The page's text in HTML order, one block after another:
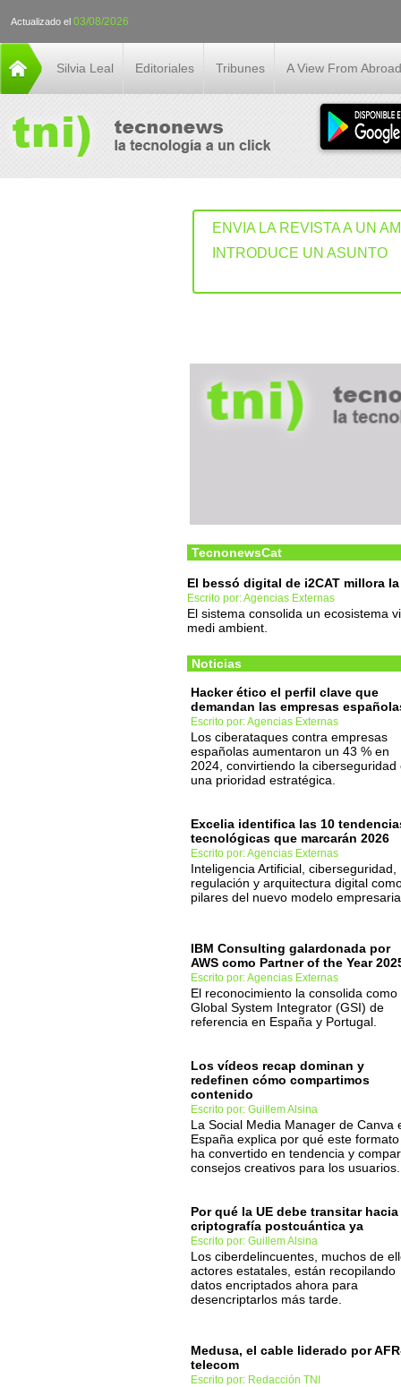
Actualizado el 03/08/2026
Silvia Leal Editoriales Tribunes A View From Abroad
ENVIA LA REVISTA A UN
INTRODUCE UN ASUNTO
TecnonewsCat
El bessó digital de i2CAT millora
Escrito por: Agencias Externas
El sistema consolida un ecosistema
medi ambient.
Noticias
Hacker ético el perfil clave que
demandan las empresas
Escrito por: Agencias Externas
Los ciberataques contra empresas
españolas aumentaron un 43 % en
2024, convirtiendo la ciberseguridad
una prioridad estratégica.
Excelia identifica las 10
tecnológicas que marcarán 2026
Escrito por: Agencias Externas
Inteligencia Artificial, ciberseguridad,
regulación y arquitectura digital
pilares del nuevo modelo
IBM Consulting galardonada por
AWS como Partner of the Year
Escrito por: Agencias Externas
El reconocimiento la consolida como
Global System Integrator (GSI) de
referencia en España y Portugal.
Los vídeos recap dominan y
redefinen cómo compartimos
contenido
Escrito por: Guillem Alsina
La Social Media Manager de Canva
España explica por qué este
ha convertido en tendencia y
consejos creativos para los usuarios.
Por qué la UE debe transitar hacia
criptografía postcuántica ya
Escrito por: Guillem Alsina
Los ciberdelincuentes, muchos de
actores estatales, están recopilando
datos encriptados ahora para
desencriptarlos más tarde.
Medusa, el cable liderado por
telecom
Escrito por: Redacción TNI